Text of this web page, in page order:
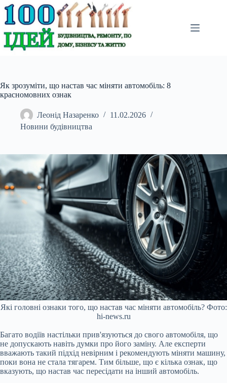
Перейти
до
вмісту
Як зрозуміти, що настав час міняти автомобіль: 8
красномовних ознак
Леонід Назаренко
11.02.2026
Новини будівництва
Які головні ознаки того, що настав час міняти автомобіль? Фото:
hi-news.ru
Багато водіїв настільки прив'язуються до свого автомобіля, що
не допускають навіть думки про його заміну. Але експерти
вважають такий підхід невірним і рекомендують міняти машину,
поки вона не стала тягарем. Тим більше, що є кілька ознак, що
вказують, що настав час пересідати на інший автомобіль.